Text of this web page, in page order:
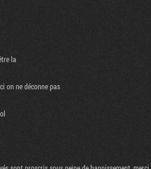
la
on ne déconne pas